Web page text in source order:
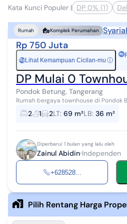
Kata Kunci Populer | DP 0% (1)
Rumah Komplek Perumahan
Rp 750 Juta
Rp Lihat Kemampuan Cicilan-mu ⓘ
DP Mulai 0
Pondok Betung, Tangerang
Rumah bergaya townhouse di Pondok Betung. Miliki
yang modern ini, dijual dengan pemandangan indah yang
menambah nilai estetika di ...
2 1 2LT: 69 m²LB: 36 m²
Diperbarui 1 bulan yang lalu oleh
Zainul Abidin Independen
+628528...
Pilih Rentang Harga